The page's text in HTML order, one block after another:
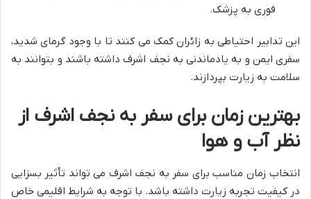
فوری به پزشک.
این تدابیر احتیاطی به زائران کمک می کنند تا با وجود گرمای شدید،
سفری ایمن و به یادماندنی به نجف اشرف داشته باشند و بتوانند به
سلامت به زیارت بپردازند.
بهترین زمان برای سفر به نجف اشرف از
نظر آب و هوا
انتخاب زمان مناسب برای سفر به نجف اشرف می تواند تأثیر بسزایی
در کیفیت تجربه زیارت داشته باشد. با توجه به شرایط اقلیمی خاص